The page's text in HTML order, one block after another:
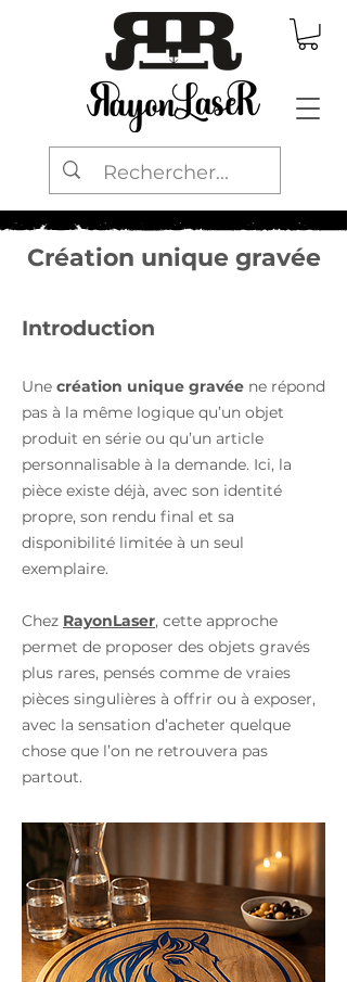
Création unique gravée
Introduction
Une création unique gravée ne répond
pas à la même logique qu’un objet
produit en série ou qu’un article
personnalisable à la demande. Ici, la
pièce existe déjà, avec son identité
propre, son rendu final et sa
disponibilité limitée à un seul
exemplaire.
Chez RayonLaser, cette approche
permet de proposer des objets gravés
plus rares, pensés comme de vraies
pièces singulières à offrir ou à exposer,
avec la sensation d’acheter quelque
chose que l’on ne retrouvera pas
partout.